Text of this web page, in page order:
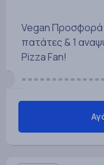
Vegan Προσφορά
πατάτες & 1
Pizza Fan!